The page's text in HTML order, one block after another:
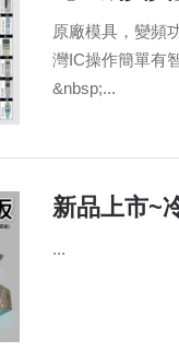
原廠模具，變頻
灣IC操作簡單有
&nbsp;...
新品上市~
...